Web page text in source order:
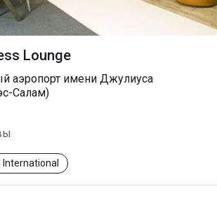
Lounge
аэропорт имени Джулиуса
Салам)